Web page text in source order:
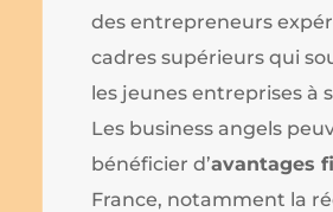
des entrepreneurs
cadres supérieurs qui
les jeunes entreprises à
Les business angels
bénéficier d’avantages
France, notamment la